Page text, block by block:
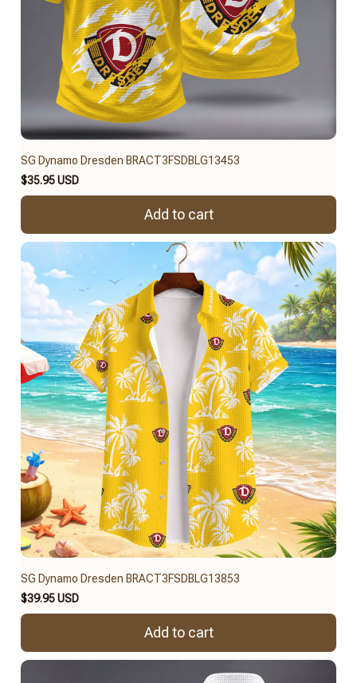
SG Dynamo Dresden BRACT3FSDBLG13453
$35.95 USD
Add to cart
SG Dynamo Dresden BRACT3FSDBLG13853
$39.95 USD
Add to cart